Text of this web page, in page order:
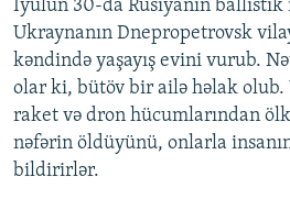
İyulun 30-da Rusiyanın
Ukraynanın Dnepropetrovsk
kəndində yaşayış evini vurub.
olar ki, bütöv bir ailə həlak
raket və dron hücumlarından
nəfərin öldüyünü, onlarla insanın
bildirirlər.